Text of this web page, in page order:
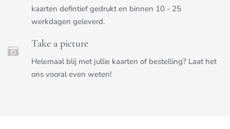
kaarten defintief gedrukt en binnen 10 - 25
werkdagen geleverd.
Take a picture
Helemaal blij met jullie kaarten of bestelling? Laat het
ons vooral even weten!